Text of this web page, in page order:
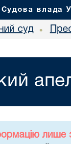
Судова влада
суд •
лише